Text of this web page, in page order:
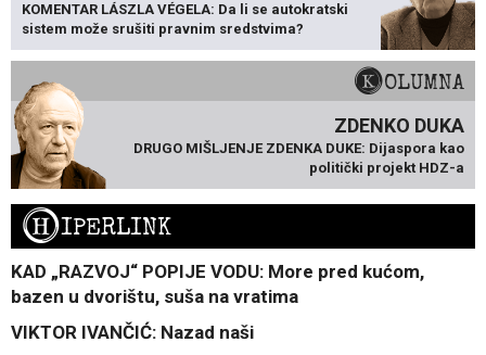
KOMENTAR LÁSZLA VÉGELA: Da li se autokratski
sistem može srušiti pravnim sredstvima?
KOLUMNA
ZDENKO DUKA
DRUGO MIŠLJENJE ZDENKA DUKE: Dijaspora kao
politički projekt HDZ-a
HIPERLINK
KAD „RAZVOJ“ POPIJE VODU: More pred kućom,
bazen u dvorištu, suša na vratima
VIKTOR IVANČIĆ: Nazad naši